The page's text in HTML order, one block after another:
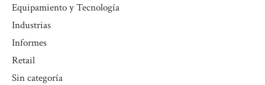
Equipamiento y Tecnología
Industrias
Informes
Retail
Sin categoría